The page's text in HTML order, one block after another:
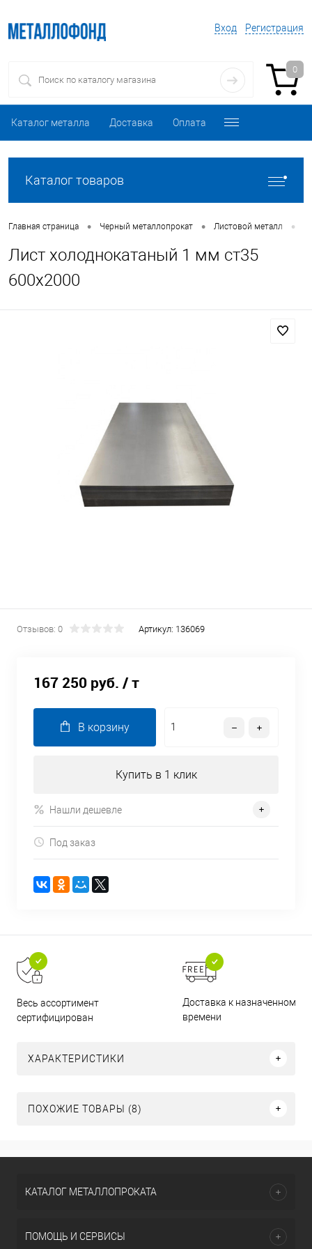
Вход Регистрация
0
Каталог металла Доставка Оплата
Каталог товаров
Главная страница • Черный металлопрокат • Листовой металл •
Лист холоднокатаный 1 мм ст35
600х2000
Отзывов: 0 Артикул: 136069
167 250 руб. / т
В корзину
Купить в 1 клик
Нашли дешевле
Под заказ
Весь ассортимент
сертифицирован
Доставка к назначенному
времени
ХАРАКТЕРИСТИКИ
ПОХОЖИЕ ТОВАРЫ (8)
КАТАЛОГ МЕТАЛЛОПРОКАТА
ПОМОЩЬ И СЕРВИСЫ